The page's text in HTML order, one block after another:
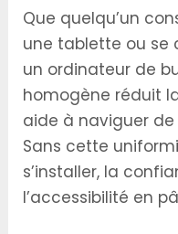
Que quelqu’un
une tablette ou se
un ordinateur de
homogène réduit
aide à naviguer
Sans cette
s’installer, la
l’accessibilité en